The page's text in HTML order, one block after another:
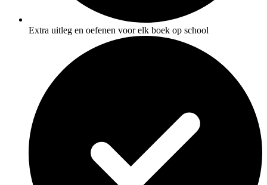
Extra uitleg en oefenen voor elk boek op school